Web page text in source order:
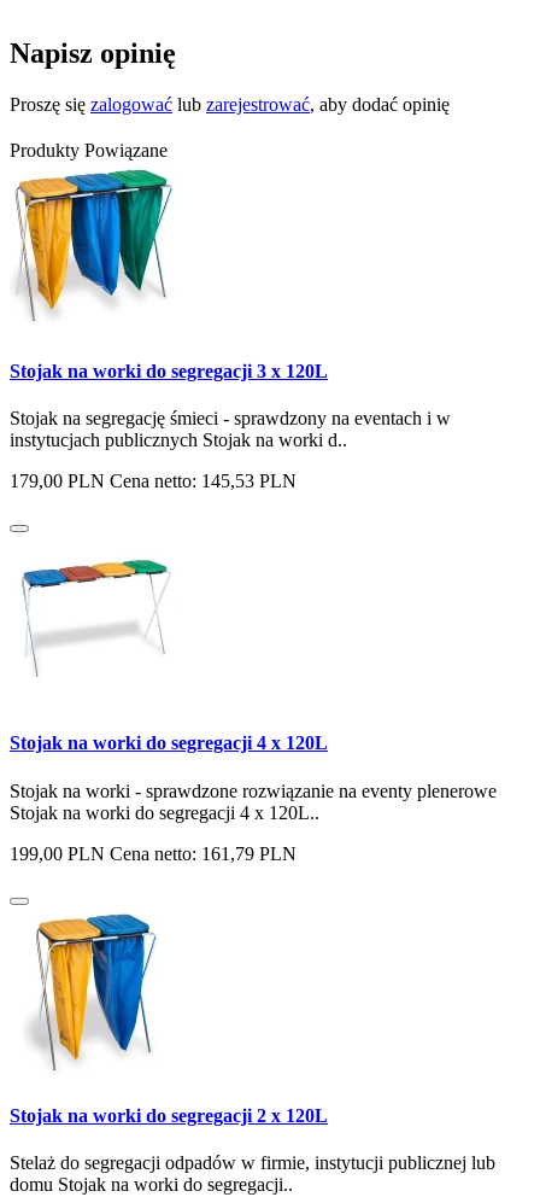
Napisz opinię
Proszę się zalogować lub zarejestrować, aby dodać opinię
Produkty Powiązane
Stojak na worki do segregacji 3 x 120L
Stojak na segregację śmieci - sprawdzony na eventach i w
instytucjach publicznych Stojak na worki d..
179,00 PLN Cena netto: 145,53 PLN
Stojak na worki do segregacji 4 x 120L
Stojak na worki - sprawdzone rozwiązanie na eventy plenerowe
Stojak na worki do segregacji 4 x 120L..
199,00 PLN Cena netto: 161,79 PLN
Stojak na worki do segregacji 2 x 120L
Stelaż do segregacji odpadów w firmie, instytucji publicznej lub
domu Stojak na worki do segregacji..